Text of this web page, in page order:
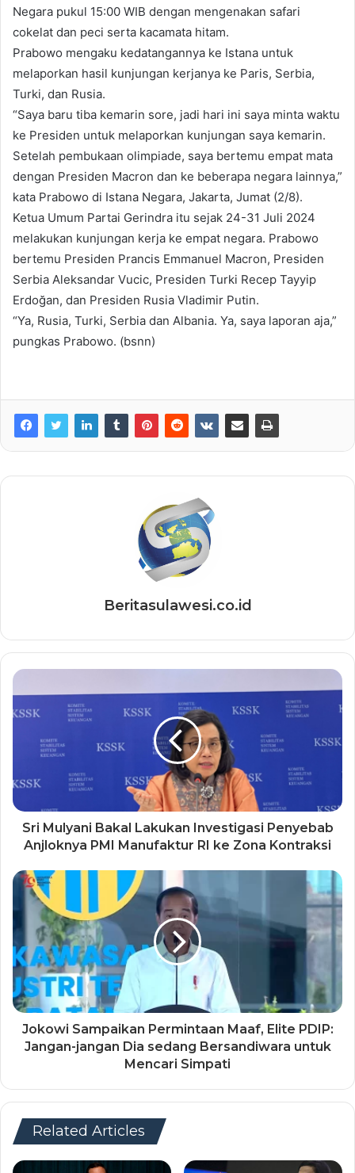
Negara pukul 15:00 WIB dengan mengenakan safari
cokelat dan peci serta kacamata hitam.
Prabowo mengaku kedatangannya ke Istana untuk
melaporkan hasil kunjungan kerjanya ke Paris, Serbia,
Turki, dan Rusia.
“Saya baru tiba kemarin sore, jadi hari ini saya minta waktu
ke Presiden untuk melaporkan kunjungan saya kemarin.
Setelah pembukaan olimpiade, saya bertemu empat mata
dengan Presiden Macron dan ke beberapa negara lainnya,”
kata Prabowo di Istana Negara, Jakarta, Jumat (2/8).
Ketua Umum Partai Gerindra itu sejak 24-31 Juli 2024
melakukan kunjungan kerja ke empat negara. Prabowo
bertemu Presiden Prancis Emmanuel Macron, Presiden
Serbia Aleksandar Vucic, Presiden Turki Recep Tayyip
Erdoğan, dan Presiden Rusia Vladimir Putin.
“Ya, Rusia, Turki, Serbia dan Albania. Ya, saya laporan aja,”
pungkas Prabowo. (bsnn)
Beritasulawesi.co.id
Sri Mulyani Bakal Lakukan Investigasi Penyebab
Anjloknya PMI Manufaktur RI ke Zona Kontraksi
Jokowi Sampaikan Permintaan Maaf, Elite PDIP:
Jangan-jangan Dia sedang Bersandiwara untuk
Mencari Simpati
Related Articles